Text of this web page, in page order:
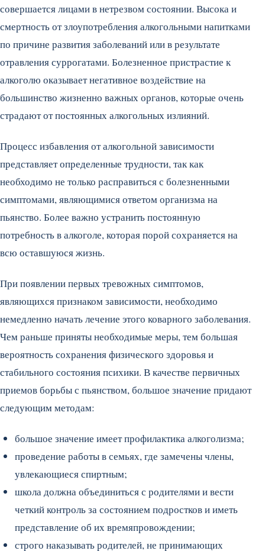
совершается лицами в нетрезвом состоянии. Высока и
смертность от злоупотребления алкогольными напитками
по причине развития заболеваний или в результате
отравления суррогатами. Болезненное пристрастие к
алкоголю оказывает негативное воздействие на
большинство жизненно важных органов, которые очень
страдают от постоянных алкогольных излияний.
Процесс избавления от алкогольной зависимости
представляет определенные трудности, так как
необходимо не только расправиться с болезненными
симптомами, являющимися ответом организма на
пьянство. Более важно устранить постоянную
потребность в алкоголе, которая порой сохраняется на
всю оставшуюся жизнь.
При появлении первых тревожных симптомов,
являющихся признаком зависимости, необходимо
немедленно начать лечение этого коварного заболевания.
Чем раньше приняты необходимые меры, тем большая
вероятность сохранения физического здоровья и
стабильного состояния психики. В качестве первичных
приемов борьбы с пьянством, большое значение придают
следующим методам:
большое значение имеет профилактика алкоголизма;
проведение работы в семьях, где замечены члены,
увлекающиеся спиртным;
школа должна объединиться с родителями и вести
четкий контроль за состоянием подростков и иметь
представление об их времяпровождении;
строго наказывать родителей, не принимающих